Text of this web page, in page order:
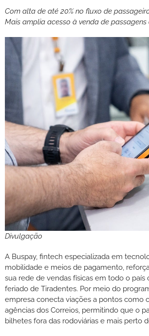
Com alta de até 20% no fluxo de
Mais amplia acesso à venda de
Divulgação
A Buspay, fintech especializada em
mobilidade e meios de pagamento,
sua rede de vendas físicas em todo o país
feriado de Tiradentes. Por meio do
empresa conecta viações a pontos como
agências dos Correios, permitindo que o
bilhetes fora das rodoviárias e mais perto